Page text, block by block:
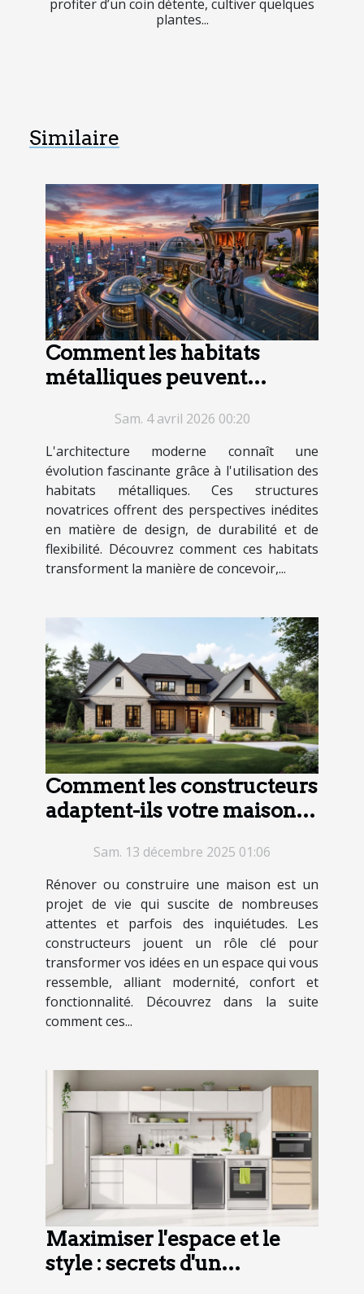
profiter d’un coin détente, cultiver quelques
plantes...
Similaire
Comment les habitats
métalliques peuvent
moderne ?Sam. 4 avril 2026 00:20
L'architecture moderne connaît une
évolution fascinante grâce à l'utilisation des
habitats métalliques. Ces structures
novatrices offrent des perspectives inédites
en matière de design, de durabilité et de
flexibilité. Découvrez comment ces habitats
transforment la manière de concevoir,...
Comment les constructeurs
adaptent-ils votre maison à
Sam. 13 décembre 2025 01:06
Rénover ou construire une maison est un
projet de vie qui suscite de nombreuses
attentes et parfois des inquiétudes. Les
constructeurs jouent un rôle clé pour
transformer vos idées en un espace qui vous
ressemble, alliant modernité, confort et
fonctionnalité. Découvrez dans la suite
comment ces...
Maximiser l'espace et le
style : secrets d'un